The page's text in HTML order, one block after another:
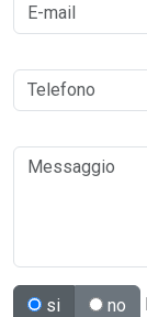
si no